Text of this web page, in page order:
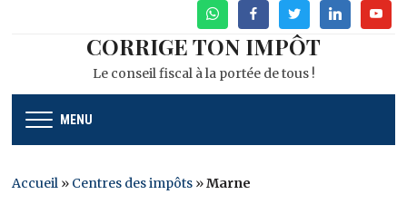
WhatsAppFacebookTwitterLinkedin
CORRIGE TON IMPÔT
Le conseil fiscal à la portée de tous !
MENU
Accueil » Centres des impôts »Marne